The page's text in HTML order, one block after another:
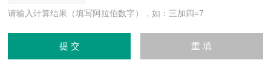
请输入计算结果（填写阿拉伯数字），如：三加四=7